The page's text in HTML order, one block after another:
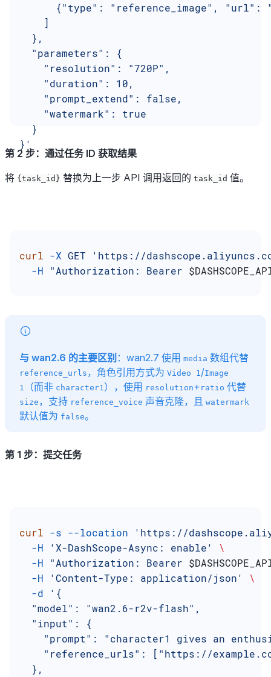
{"type": "reference_image", "url":
    ]
  },
  "parameters": {
    "resolution": "720P",
    "duration": 10,
    "prompt_extend": false,
    "watermark": true
  }
}'
第 2 步：通过任务 ID 获取结果
将 {task_id} 替换为上一步 API 调用返回的 task_id 值。
curl -X GET 'https://
  -H
"Authorization: Bearer
与 wan2.6 的主要区别 ：wan2.7 使用 media 数组代替
reference_urls ，角色引用方式为 Video 1/Image
1
（而非 character1），使用 resolution+ ratio 代替
size ，支持 reference_voice 声音克隆，且 watermark
默认值为 false。
第 1 步：提交任务
curl -s --location 'https://
  -H
'X-DashScope-Async: enable'
\
  -H
"Authorization: Bearer
  -H
'Content-Type: application/json'
\
  -d
'{
  "model": "wan2.6-r2v-flash",
  "input": {
"prompt": "character1 gives an
"reference_urls": ["https://
  },